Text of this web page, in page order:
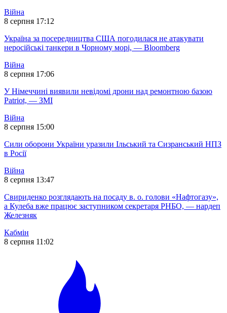
Війна
8 серпня 17:12
Україна за посередництва США погодилася не атакувати
неросійські танкери в Чорному морі, — Bloomberg
Війна
8 серпня 17:06
У Німеччині виявили невідомі дрони над ремонтною базою
Patriot, — ЗМІ
Війна
8 серпня 15:00
Сили оборони України уразили Ільський та Сизранський НПЗ
в Росії
Війна
8 серпня 13:47
Свириденко розглядають на посаду в. о. голови «Нафтогазу»,
а Кулеба вже працює заступником секретаря РНБО, — нардеп
Железняк
Кабмін
8 серпня 11:02